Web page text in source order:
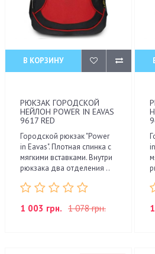
В КОРЗИНУ
РЮКЗАК ГОРОДСКОЙ
НЕЙЛОН POWER IN EAVAS
9617 RED
Городской рюкзак "Power
in Eavas". Плотная спинка с
мягкими вставками. Внутри
рюкзака два отделения ..
1 003 грн. 1 078 грн.